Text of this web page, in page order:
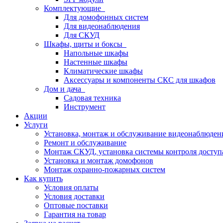
Комплектующие
Для домофонных систем
Для видеонаблюдения
Для СКУД
Шкафы, щиты и боксы
Напольные шкафы
Настенные шкафы
Климатические шкафы
Аксессуары и компоненты СКС для шкафов
Дом и дача
Садовая техника
Инструмент
Акции
Услуги
Установка, монтаж и обслуживание
Ремонт и обслуживание
Монтаж СКУД, установка системы контроля
Установка и монтаж домофонов
Монтаж охранно-пожарных систем
Как купить
Условия оплаты
Условия доставки
Оптовые поставки
Гарантия на товар